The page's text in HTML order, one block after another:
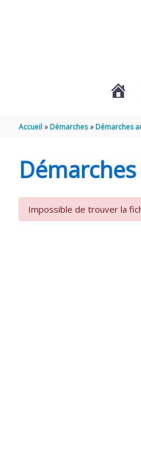
Accueil Démarches Démarches
Impossible de trouver la